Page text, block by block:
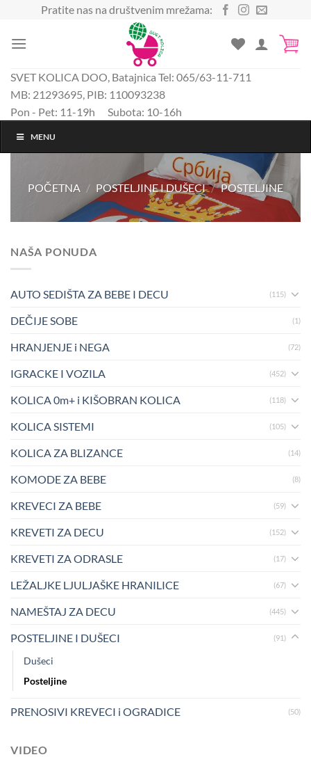
sadržaj
Pratite nas na društvenim mrežama:
SVET KOLICA DOO, Batajnica Tel: 065/63-11-711
MB: 21293695, PIB: 110093238
Pon - Pet: 11-19h Subota: 10-16h
MENU
POČETNA / POSTELJINE I DUŠECI / POSTELJINE
NAŠA PONUDA
AUTO SEDIŠTA ZA BEBE I DECU (115)
DEČIJE SOBE (1)
HRANJENJE i NEGA (72)
IGRACKE I VOZILA (452)
KOLICA 0m+ i KIŠOBRAN KOLICA (118)
KOLICA SISTEMI (105)
KOLICA ZA BLIZANCE (14)
KOMODE ZA BEBE (8)
KREVECI ZA BEBE (59)
KREVETI ZA DECU (152)
KREVETI ZA ODRASLE (17)
LEŽALJKE LJULJAŠKE HRANILICE (67)
NAMEŠTAJ ZA DECU (445)
POSTELJINE I DUŠECI (91)
Dušeci
Posteljine
PRENOSIVI KREVECI i OGRADICE (50)
VIDEO